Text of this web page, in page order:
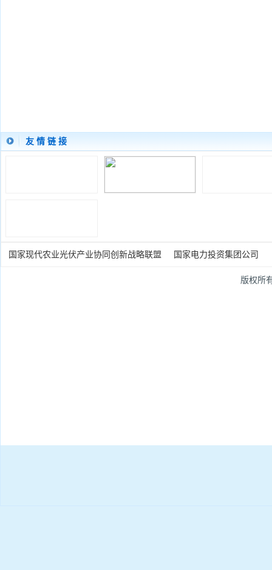
友 情 链 接
国家现代农业光伏产业协同创新战略联盟 国家电力投资集团公司
版权所